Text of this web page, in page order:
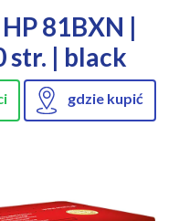
81BXN |
str. | black
gdzie kupić